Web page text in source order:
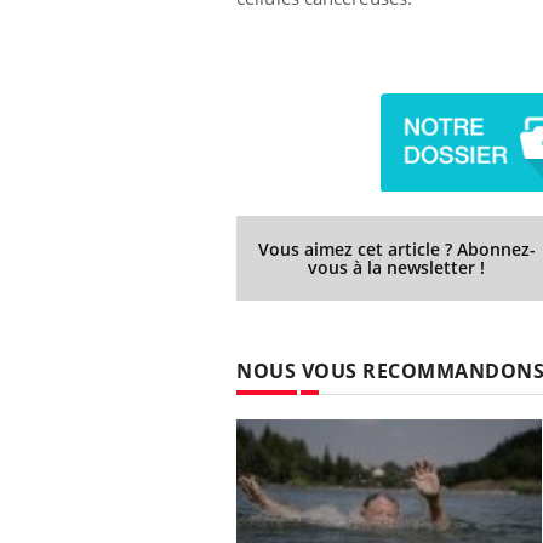
Vous aimez cet article ? Abonnez-
vous à la newsletter !
NOUS VOUS RECOMMANDONS